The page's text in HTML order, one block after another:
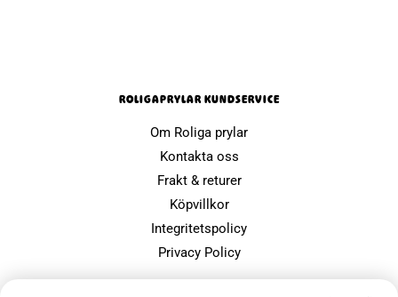
ROLIGAPRYLAR KUNDSERVICE
Om Roliga prylar
Kontakta oss
Frakt & returer
Köpvillkor
Integritetspolicy
Privacy Policy